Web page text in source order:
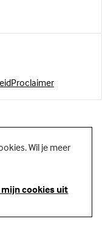
Proclaimer
Wil je meer
mijn cookies uit